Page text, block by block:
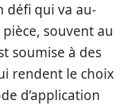
défi qui va au-
souvent au
soumise à des
rendent le choix
d’application